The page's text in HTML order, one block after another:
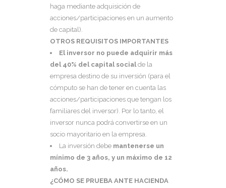
haga mediante adquisición de
acciones/participaciones en un aumento
de capital).
OTROS REQUISITOS IMPORTANTES
El inversor no puede adquirir más
del 40% del capital social de la
empresa destino de su inversión (para el
cómputo se han de tener en cuenta las
acciones/participaciones que tengan los
familiares del inversor). Por lo tanto, el
inversor nunca podrá convertirse en un
socio mayoritario en la empresa.
La inversión debe mantenerse un
mínimo de 3 años, y un máximo de 12
años.
¿CÓMO SE PRUEBA ANTE HACIENDA